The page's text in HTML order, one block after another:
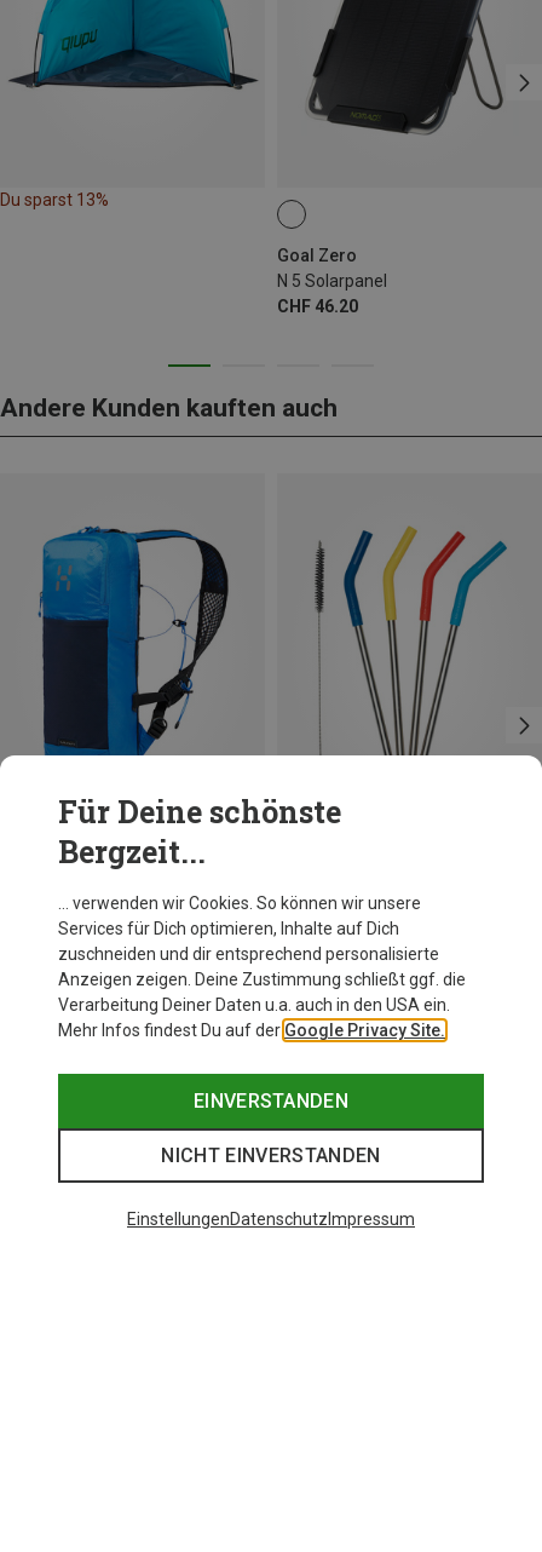
Du sparst 13%
Goal Zero
N 5 Solarpanel
CHF 46.20
Andere Kunden kauften auch
Du sparst 48%
Klean Kanteen
4er Pack Trinkhalme
CHF 14.95
Für Deine schönste
Bergzeit...
… verwenden wir Cookies. So können wir unsere
Services für Dich optimieren, Inhalte auf Dich
zuschneiden und dir entsprechend personalisierte
Anzeigen zeigen. Deine Zustimmung schließt ggf. die
Verarbeitung Deiner Daten u.a. auch in den USA ein.
Mehr Infos findest Du auf der Google Privacy Site.
EINVERSTANDEN
NICHT EINVERSTANDEN
EinstellungenDatenschutz Impressum